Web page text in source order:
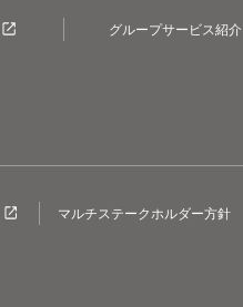
グループサービス紹介
マルチステークホルダー方針